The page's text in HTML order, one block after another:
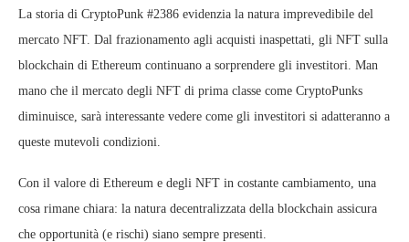
La storia di CryptoPunk #2386 evidenzia la natura imprevedibile del
mercato NFT. Dal frazionamento agli acquisti inaspettati, gli NFT sulla
blockchain di Ethereum continuano a sorprendere gli investitori. Man
mano che il mercato degli NFT di prima classe come CryptoPunks
diminuisce, sarà interessante vedere come gli investitori si adatteranno a
queste mutevoli condizioni.
Con il valore di Ethereum e degli NFT in costante cambiamento, una
cosa rimane chiara: la natura decentralizzata della blockchain assicura
che opportunità (e rischi) siano sempre presenti.